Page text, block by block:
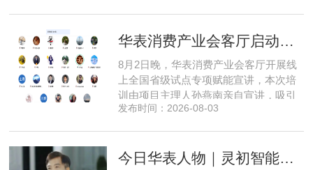
长久，这也是享刻智能自创立之初便坚
创始人、CEO 陈震纵观当前具
8月2日晚，华表消费产业会客厅开展线
上全国省级试点专项赋能宣讲，本次培
训由项目主理人孙燕南亲自宣讲，吸引
了来自贵州、河北、北京、天津、常
间盘活、私域变现、稳现金流搭建、试
发布时间：2026-08-03
今日华表人物｜灵初智能CEO王启斌：押注千万级数据解锁具身智能质变